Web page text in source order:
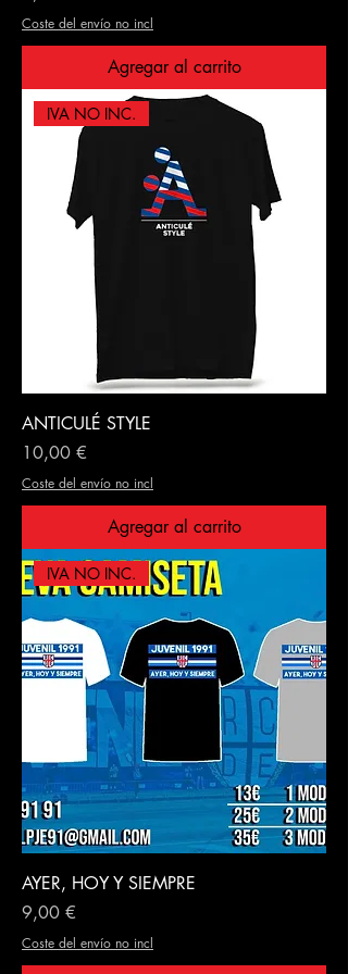
Coste del envío no incl
Agregar al carrito
IVA NO INC.
ANTICULÉ STYLE
Precio
10,00 €
Coste del envío no incl
Agregar al carrito
IVA NO INC.
AYER, HOY Y SIEMPRE
Precio
9,00 €
Coste del envío no incl